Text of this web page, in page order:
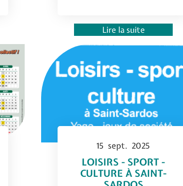
Lire la suite
15 sept. 2025
LOISIRS - SPORT -
CULTURE À SAINT-